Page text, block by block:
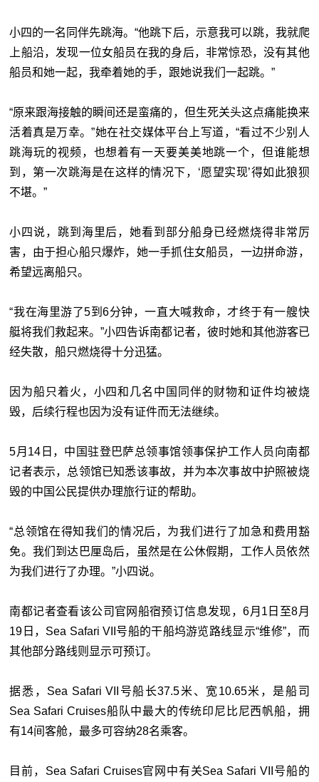
小四的一名同伴先跳海。“他跳下后，示意我可以跳，我就爬
上船沿，发现一位女船员在我的身后，非常惊恐，没有其他
船员和她一起，我牵着她的手，跟她说我们一起跳。”
“原来跟海接触的瞬间还是蛮痛的，但生死关头这点痛能换来
活着真是万幸。”她在社交媒体平台上写道，“看过不少别人
跳海玩的视频，也想着有一天要美美地跳一个，但谁能想
到，第一次跳海是在这样的情况下，‘愿望实现’得如此狼狈
不堪。”
小四说，跳到海里后，她看到部分船身已经燃烧得非常厉
害，由于担心船只爆炸，她一手抓住女船员，一边拼命游，
希望远离船只。
“我在海里游了5到6分钟，一直大喊救命，才终于有一艘快
艇将我们救起来。”小四告诉南都记者，彼时她和其他游客已
经失散，船只燃烧得十分迅猛。
因为船只着火，小四和几名中国同伴的财物和证件均被烧
毁，后续行程也因为没有证件而无法继续。
5月14日，中国驻登巴萨总领事馆领事保护工作人员向南都
记者表示，总领馆已知悉该事故，并为本次事故中护照被烧
毁的中国公民提供办理旅行证的帮助。
“总领馆在得知我们的情况后，为我们进行了加急和费用豁
免。我们到达巴厘岛后，虽然是在公休假期，工作人员依然
为我们进行了办理。”小四说。
南都记者查看该公司官网船宿预订信息发现，6月1日至8月
19日，Sea Safari VII号船的干船坞游览路线显示“维修”，而
其他部分路线则显示可预订。
据悉，Sea Safari VII号船长37.5米、宽10.65米，是船司
Sea Safari Cruises船队中最大的传统印尼比尼西帆船，拥
有14间客舱，最多可容纳28名乘客。
目前，Sea Safari Cruises官网中有关Sea Safari VII号船的